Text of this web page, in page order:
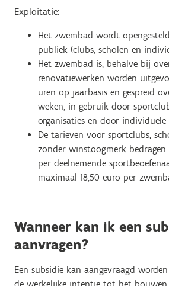
Exploitatie:
Het zwembad wordt
publiek (clubs, scholen en
Het zwembad is, behalve bij
renovatiewerken worden
uren op jaarbasis en gespreid
weken, in gebruik door
organisaties en door individuele
De tarieven voor sportclubs,
zonder winstoogmerk
per deelnemende
maximaal 18,50 euro per
Wanneer kan ik een
aanvragen?
Een subsidie kan aangevraagd
de werkelijke intentie tot het